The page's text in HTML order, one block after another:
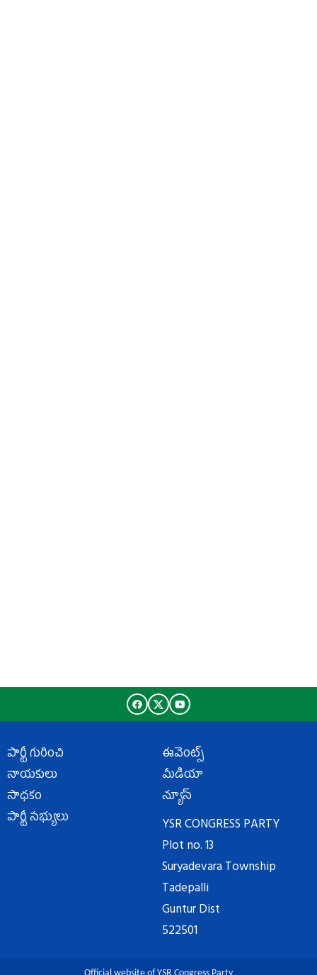
పార్టీ గురించి
నాయకులు
సాధకం
పార్టీ సభ్యులు
ఈవెంట్స్
మీడియా
న్యూస్
YSR CONGRESS PARTY
Plot no. 13
Suryadevara Township
Tadepalli
Guntur Dist
522501